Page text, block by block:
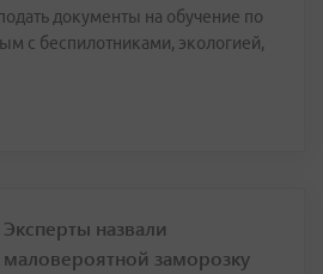
документы на обучение по
с беспилотниками, экологией,
Эксперты назвали
маловероятной заморозку